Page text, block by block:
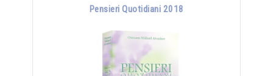
Pensieri Quotidiani 2018